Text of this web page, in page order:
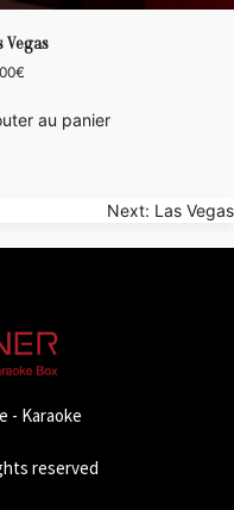
Vegas
€
au panier
Next: Las Vegas
- Karaoke
reserved